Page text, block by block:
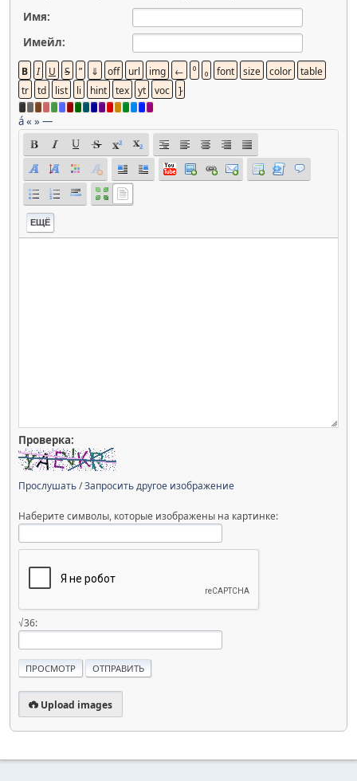
Имя:
Имейл:
á« »—
ЕЩЁ
Проверка:
Прослушать/Запросить другое изображение
Наберите символы, которые изображены на картинке:
√36:
Upload images